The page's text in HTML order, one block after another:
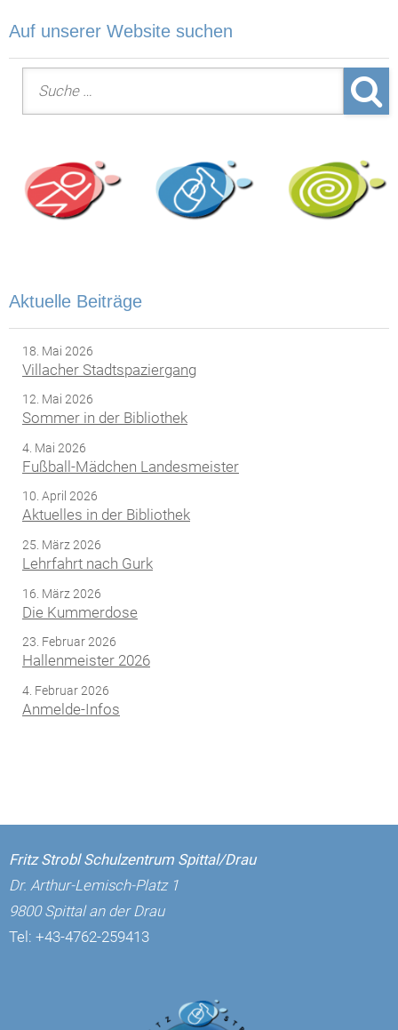
Auf unserer Website suchen
Suche nach:
Aktuelle Beiträge
18. Mai 2026
Villacher Stadtspaziergang
12. Mai 2026
Sommer in der Bibliothek
4. Mai 2026
Fußball-Mädchen Landesmeister
10. April 2026
Aktuelles in der Bibliothek
25. März 2026
Lehrfahrt nach Gurk
16. März 2026
Die Kummerdose
23. Februar 2026
Hallenmeister 2026
4. Februar 2026
Anmelde-Infos
Fritz Strobl Schulzentrum Spittal/Drau
Dr. Arthur-Lemisch-Platz 1
9800 Spittal an der Drau
Tel: +43-4762-259413